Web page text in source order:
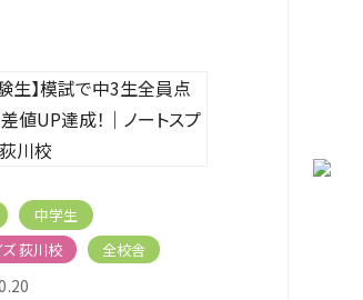
中学生
ズ 荻川校
全校舎